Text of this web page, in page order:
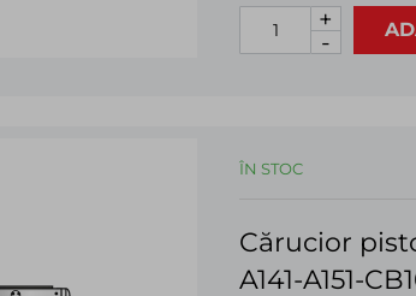
+
-
ÎN STOC
Cărucior
A141-A151-